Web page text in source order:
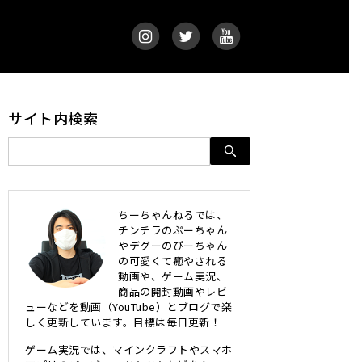
サイト内検索
ちーちゃんねるでは、
チンチラのぷーちゃん
やデグーのぴーちゃん
の可愛くて癒やされる
動画や、ゲーム実況、
商品の開封動画やレビ
ューなどを動画（YouTube）とブログで楽
しく更新しています。目標は毎日更新！
ゲーム実況では、マインクラフトやスマホ